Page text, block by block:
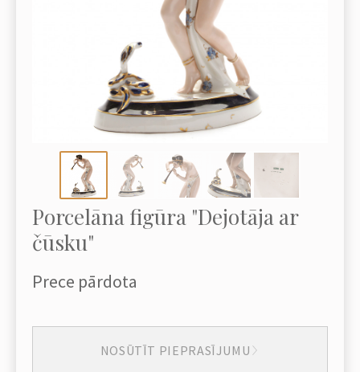
Porcelāna figūra "Dejotāja ar
čūsku"
Prece pārdota
NOSŪTĪT PIEPRASĪJUMU